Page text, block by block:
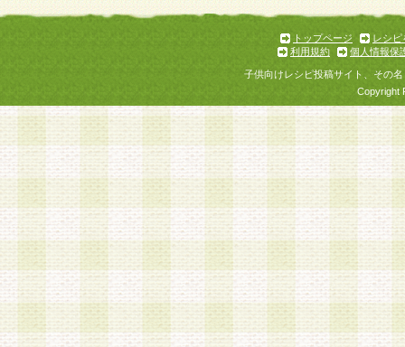
トップページ
レシピ
利用規約
個人情報保
子供向けレシピ投稿サイト、その
Copyright